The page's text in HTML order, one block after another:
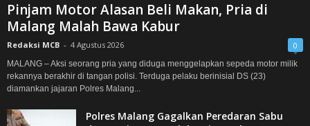
Pinjam Motor Alasan Beli Makan, Pria di
Malang Malah Bawa Kabur
Redaksi MCB - 4 Agustus 2026 0
MALANG – Aksi seorang pria yang diduga menggelapkan sepeda motor milik
rekannya berakhir di tangan polisi. Terduga pelaku berinisial DS (23)
diamankan jajaran Polres Malang...
Polres Malang Gagalkan Peredaran Sabu